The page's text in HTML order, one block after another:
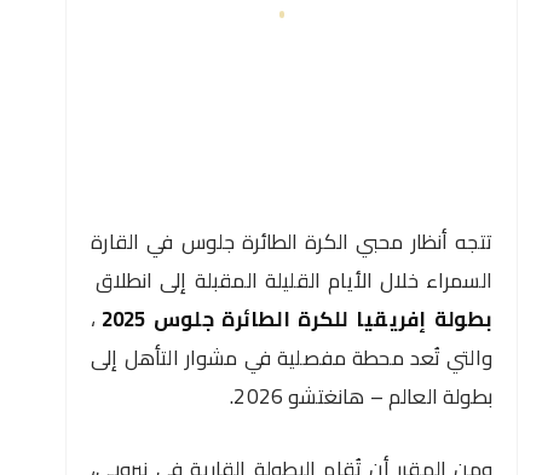
تتجه أنظار محبي الكرة الطائرة جلوس في القارة
السمراء خلال الأيام القليلة المقبلة إلى انطلاق
بطولة إفريقيا للكرة الطائرة جلوس 2025
،
والتي تُعد محطة مفصلية في مشوار التأهل إلى
بطولة العالم – هانغتشو 2026.